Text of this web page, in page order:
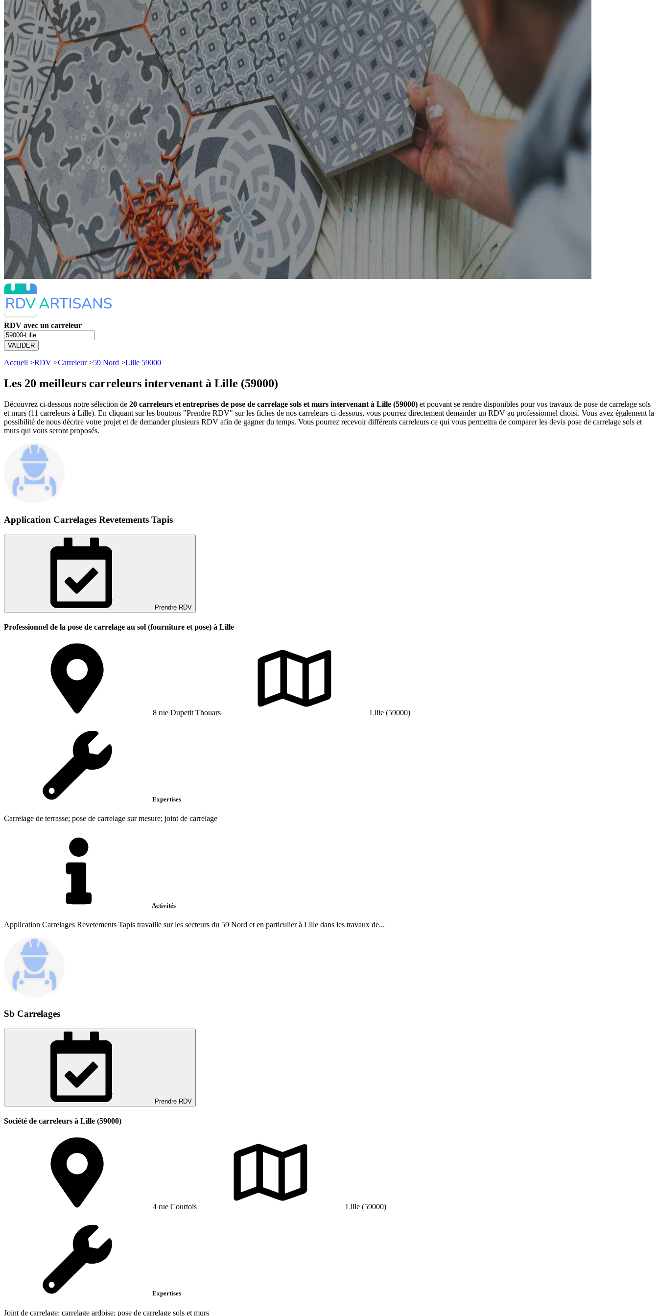
RDV avec un carreleur
VALIDER
Accueil >RDV >Carreleur>59 Nord >Lille 59000
Les 20 meilleurs carreleurs intervenant à Lille (59000)
Découvrez ci-dessous notre sélection de 20 carreleurs et entreprises de pose de carrelage sols et murs intervenant à Lille (59000) et pouvant se rendre disponibles pour vos travaux de pose de carrelage sols
et murs (11 carreleurs à Lille). En cliquant sur les boutons "Prendre RDV" sur les fiches de nos carreleurs ci-dessous, vous pourrez directement demander un RDV au professionnel choisi. Vous avez également la
possibilité de nous décrire votre projet et de demander plusieurs RDV afin de gagner du temps. Vous pourrez recevoir différents carreleurs ce qui vous permettra de comparer les devis pose de carrelage sols et
murs qui vous seront proposés.
Application Carrelages Revetements Tapis
Prendre RDV
Professionnel de la pose de carrelage au sol (fourniture et pose) à Lille
8 rue Dupetit Thouars Lille (59000)
Expertises
Carrelage de terrasse; pose de carrelage sur mesure; joint de carrelage
Activités
Application Carrelages Revetements Tapis travaille sur les secteurs du 59 Nord et en particulier à Lille dans les travaux de...
Sb Carrelages
Prendre RDV
Société de carreleurs à Lille (59000)
4 rue Courtois Lille (59000)
Expertises
Joint de carrelage; carrelage ardoise; pose de carrelage sols et murs